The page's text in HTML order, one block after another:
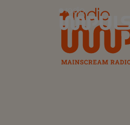
Radio Impuls